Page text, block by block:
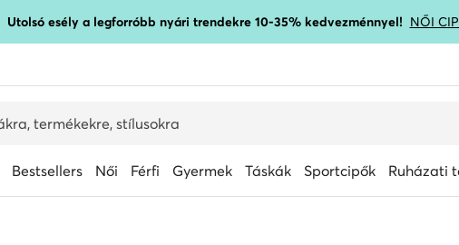
Utolsó esély a legforróbb nyári trendekre 10-35% kedvezménnyel! NŐI
Bestsellers Női Férfi Gyermek Táskák Sportcipők Ruházati